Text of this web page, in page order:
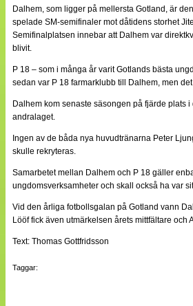
Medlemsbilder
Till klubbkassan
NÄTverket
Annonsera
Tipsa Damfotboll
Dalhem, som ligger på mellersta Gotland, är
spelade SM-semifinaler mot dåtidens storhet
Semifinalplatsen innebar att Dalhem var
blivit.
P 18 – som i många år varit Gotlands bästa
sedan var P 18 farmarklubb till Dalhem, men
Dalhem kom senaste säsongen på fjärde plats
andralaget.
Ingen av de båda nya huvudtränarna Peter
skulle rekryteras.
Samarbetet mellan Dalhem och P 18 gäller
ungdomsverksamheter och skall också ha var
Vid den årliga fotbollsgalan på Gotland vann
Lööf fick även utmärkelsen årets mittfältare
Text: Thomas Gottfridsson
Taggar: